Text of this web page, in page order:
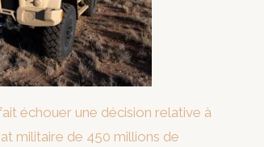
échouer une décision relative à
militaire de 450 millions de